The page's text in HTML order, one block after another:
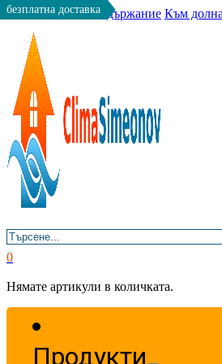
Към основното съдържание Към
Търсене
0
Нямате артикули в количката.
Продукти
безплатна доставка